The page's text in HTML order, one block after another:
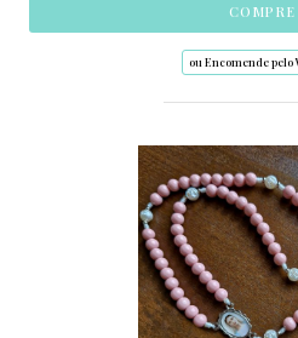
COMPRE
ou Encomende pelo